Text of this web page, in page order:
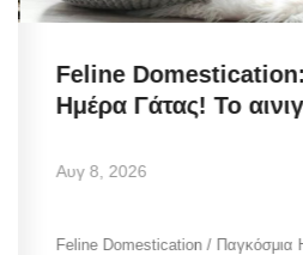
Feline
Ημέρα Γάτας! Το
Αυγ 8, 2026
Feline Domestication / Παγκόσμια